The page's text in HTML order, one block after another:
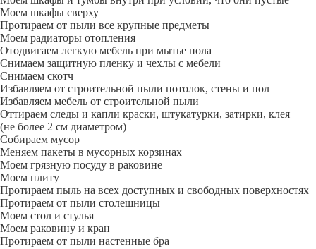
Моем шкафы сверху
Протираем от пыли все крупные предметы
Моем радиаторы отопления
Отодвигаем легкую мебель при мытье пола
Снимаем защитную пленку и чехлы с мебели
Снимаем скотч
Избавляем от строительной пыли потолок, стены и пол
Избавляем мебель от строительной пыли
Оттираем следы и капли краски, штукатурки, затирки, клея
(не более 2 см диаметром)
Собираем мусор
Меняем пакеты в мусорных корзинах
Моем грязную посуду в раковине
Моем плиту
Протираем пыль на всех доступных и свободных поверхностях
Протираем от пыли столешницы
Моем стол и стулья
Моем раковину и кран
Протираем от пыли настенные бра